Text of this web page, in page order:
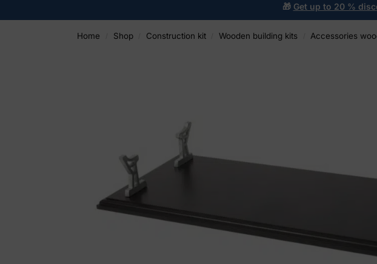
🎁 Get up to 20 %
Home Shop Construction kit Wooden building kits Accessories